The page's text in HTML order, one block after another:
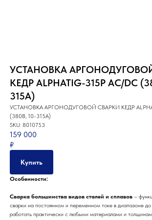
УСТАНОВКА
КЕДР ALPHATIG-315P AC/DC
315А)
УСТАНОВКА АРГОНОДУГОВОЙ СВАРКИ КЕДР
(380В, 10-315А)
SKU: 8010753
159 000
₽
Купить
Особенности:
Сварка большинства видов сталей и сплавов –
сварки на постоянном и переменном токе в диапазоне
работать практически с любыми материалами и